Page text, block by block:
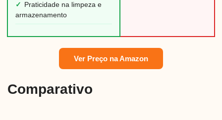
✓ Praticidade na limpeza e
armazenamento
Ver Preço na Amazon
Comparativo